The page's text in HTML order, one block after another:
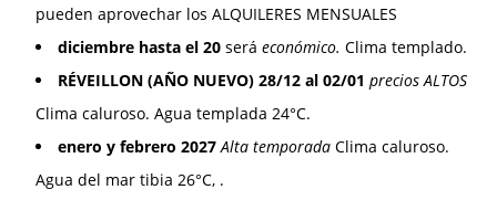
pueden aprovechar los ALQUILERES MENSUALES
diciembre hasta el 20 será económico. Clima templado.
RÉVEILLON (AÑO NUEVO) 28/12 al 02/01 precios ALTOS
Clima caluroso. Agua templada 24°C.
enero y febrero 2027 Alta temporada Clima caluroso.
Agua del mar tibia 26°C, .